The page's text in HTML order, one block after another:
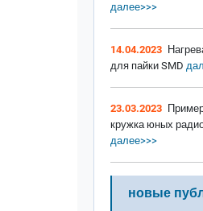
далее>>>
14.04.2023
для пайки SMD
23.03.2023
кружка юных
далее>>>
новые